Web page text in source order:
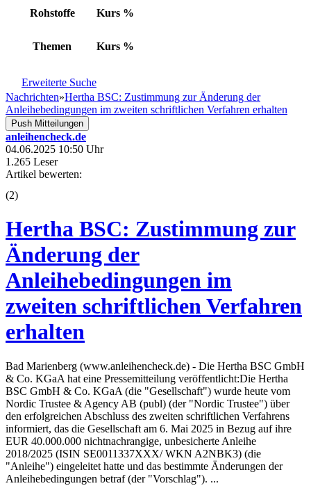
Rohstoffe Kurs %
Themen Kurs %
Erweiterte Suche
Nachrichten»Hertha BSC: Zustimmung zur Änderung der
Anleihebedingungen im zweiten schriftlichen Verfahren erhalten
Push Mitteilungen
anleihencheck.de
04.06.2025 10:50 Uhr
1.265 Leser
Artikel bewerten:
(2)
Hertha BSC: Zustimmung zur
Änderung der
Anleihebedingungen im
zweiten schriftlichen Verfahren
erhalten
Bad Marienberg (www.anleihencheck.de) - Die Hertha BSC GmbH
& Co. KGaA hat eine Pressemitteilung veröffentlicht:Die Hertha
BSC GmbH & Co. KGaA (die "Gesellschaft") wurde heute vom
Nordic Trustee & Agency AB (publ) (der "Nordic Trustee") über
den erfolgreichen Abschluss des zweiten schriftlichen Verfahrens
informiert, das die Gesellschaft am 6. Mai 2025 in Bezug auf ihre
EUR 40.000.000 nichtnachrangige, unbesicherte Anleihe
2018/2025 (ISIN SE0011337XXX/ WKN A2NBK3) (die
"Anleihe") eingeleitet hatte und das bestimmte Änderungen der
Anleihebedingungen betraf (der "Vorschlag"). ...